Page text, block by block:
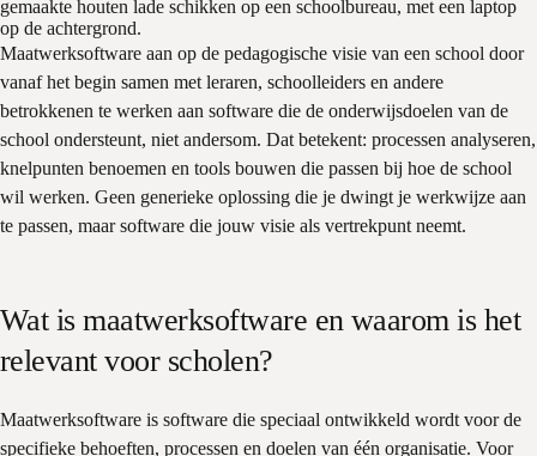
Maatwerksoftware aan op de pedagogische visie van een school door
vanaf het begin samen met leraren, schoolleiders en andere
betrokkenen te werken aan software die de onderwijsdoelen van de
school ondersteunt, niet andersom. Dat betekent: processen analyseren,
knelpunten benoemen en tools bouwen die passen bij hoe de school
wil werken. Geen generieke oplossing die je dwingt je werkwijze aan
te passen, maar software die jouw visie als vertrekpunt neemt.
Wat is maatwerksoftware en waarom is het
relevant voor scholen?
Maatwerksoftware is software die speciaal ontwikkeld wordt voor de
specifieke behoeften, processen en doelen van één organisatie. Voor